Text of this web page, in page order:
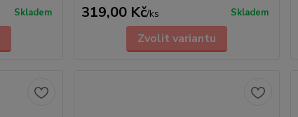
Skladem 319,00 Kč/ks Skladem
Zvolit variantu